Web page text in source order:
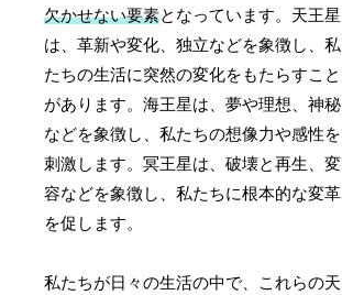
欠かせない要素となっています。天王星
は、革新や変化、独立などを象徴し、私
たちの生活に突然の変化をもたらすこと
があります。海王星は、夢や理想、神秘
などを象徴し、私たちの想像力や感性を
刺激します。冥王星は、破壊と再生、変
容などを象徴し、私たちに根本的な変革
を促します。
私たちが日々の生活の中で、これらの天